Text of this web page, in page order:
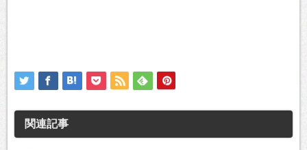
関連記事